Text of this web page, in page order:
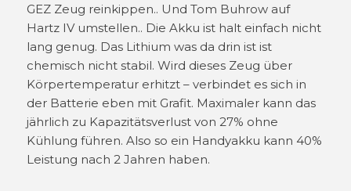
GEZ Zeug reinkippen.. Und Tom Buhrow auf
Hartz IV umstellen.. Die Akku ist halt einfach nicht
lang genug. Das Lithium was da drin ist ist
chemisch nicht stabil. Wird dieses Zeug über
Körpertemperatur erhitzt – verbindet es sich in
der Batterie eben mit Grafit. Maximaler kann das
jährlich zu Kapazitätsverlust von 27% ohne
Kühlung führen. Also so ein Handyakku kann 40%
Leistung nach 2 Jahren haben.